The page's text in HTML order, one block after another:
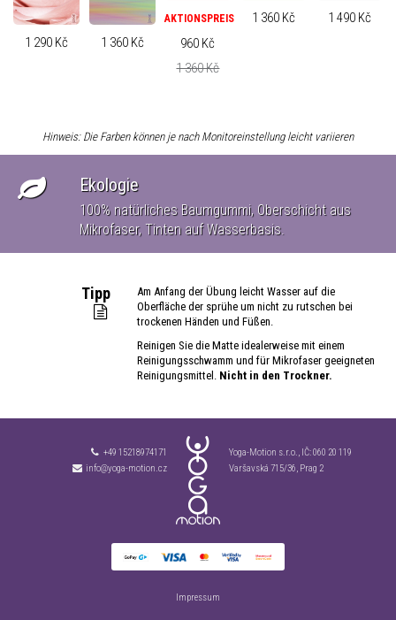
1 290 Kč 1 360 Kč
AKTIONSPREIS
960 Kč
1 360 Kč
1 360 Kč 1 490 Kč
Hinweis: Die Farben können je nach Monitoreinstellung leicht variieren
Ekologie
100% natürliches Baumgummi, Oberschicht aus
Mikrofaser, Tinten auf Wasserbasis.
Tipp
Am Anfang der Übung leicht Wasser auf die
Oberfläche der sprühe um nicht zu rutschen bei
trockenen Händen und Füßen.
Reinigen Sie die Matte idealerweise mit einem
Reinigungsschwamm und für Mikrofaser geeigneten
Reinigungsmittel. Nicht in den Trockner.
+49 15218974171
info@yoga-motion.cz
Yoga-Motion s.r.o., IČ:060 20 119
Varšavská 715/36, Prag 2
Impressum